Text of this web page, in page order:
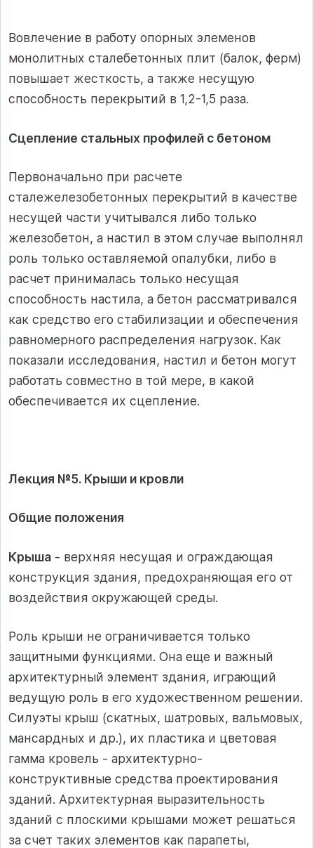
Вовлечение в работу опорных элеменов
монолитных сталебетонных плит (балок, ферм)
повышает жесткость, а также несущую
способность перекрытий в 1,2-1,5 раза.
Сцепление стальных профилей с бетоном
Первоначально при расчете
сталежелезобетонных перекрытий в качестве
несущей части учитывался либо только
железобетон, а настил в этом случае выполнял
роль только оставляемой опалубки, либо в
расчет принималась только несущая
способность настила, а бетон рассматривался
как средство его стабилизации и обеспечения
равномерного распределения нагрузок. Как
показали исследования, настил и бетон могут
работать совместно в той мере, в какой
обеспечивается их сцепление.
Лекция №5. Крыши и кровли
Общие положения
Крыша - верхняя несущая и ограждающая
конструкция здания, предохраняющая его от
воздействия окружающей среды.
Роль крыши не ограничивается только
защитными функциями. Она еще и важный
архитектурный элемент здания, играющий
ведущую роль в его художественном решении.
Силуэты крыш (скатных, шатровых, вальмовых,
мансардных и др.), их пластика и цветовая
гамма кровель - архитектурно-
конструктивные средства проектирования
зданий. Архитектурная выразительность
зданий с плоскими крышами может решаться
за счет таких элементов как парапеты,